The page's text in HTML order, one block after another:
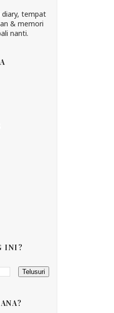
diary, tempat
& memori
nanti.
INI?